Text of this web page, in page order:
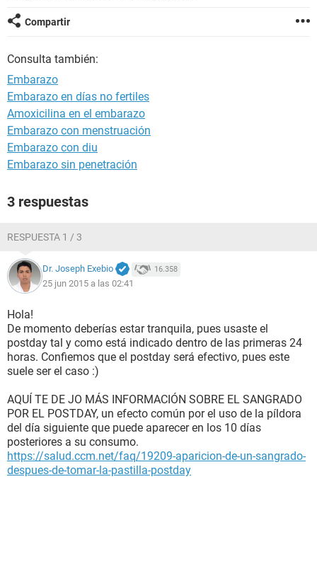
GLOSARIO
Compartir
Consulta también:
Embarazo
Embarazo en días no fertiles
Amoxicilina en el embarazo
Embarazo con menstruación
Embarazo con diu
Embarazo sin penetración
3 respuestas
RESPUESTA 1 / 3
Dr. Joseph Exebio 16.358
25 jun 2015 a las 02:41
Hola!
De momento deberías estar tranquila, pues usaste el
postday tal y como está indicado dentro de las primeras 24
horas. Confiemos que el postday será efectivo, pues este
suele ser el caso :)
AQUÍ TE DE JO MÁS INFORMACIÓN SOBRE EL SANGRADO
POR EL POSTDAY, un efecto común por el uso de la píldora
del día siguiente que puede aparecer en los 10 días
posteriores a su consumo.
https://salud.ccm.net/faq/19209-aparicion-de-un-sangrado-
despues-de-tomar-la-pastilla-postday